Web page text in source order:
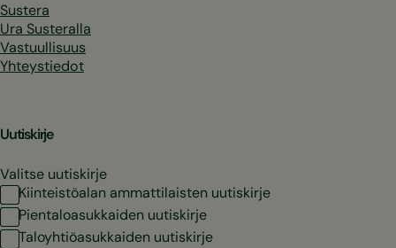
Sustera
Ura Susteralla
Vastuullisuus
Yhteystiedot
Uutiskirje
Valitse uutiskirje
Kiinteistöalan ammattilaisten uutiskirje
Pientaloasukkaiden uutiskirje
Taloyhtiöasukkaiden uutiskirje